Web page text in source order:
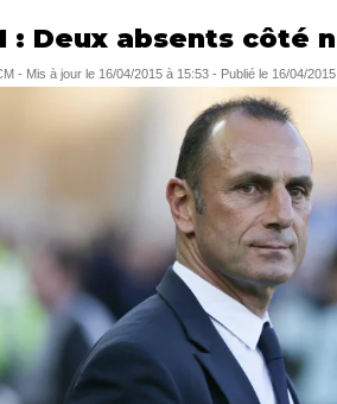
: Deux absents côté
- Mis à jour le 16/04/2015 à 15:53 - Publié le 16/04/